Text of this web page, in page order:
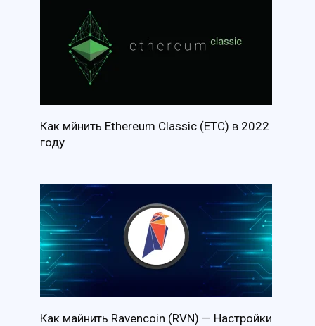
Как мйнить Ethereum Classic (ETC) в 2022
году
Как майнить Ravencoin (RVN) — Настройки